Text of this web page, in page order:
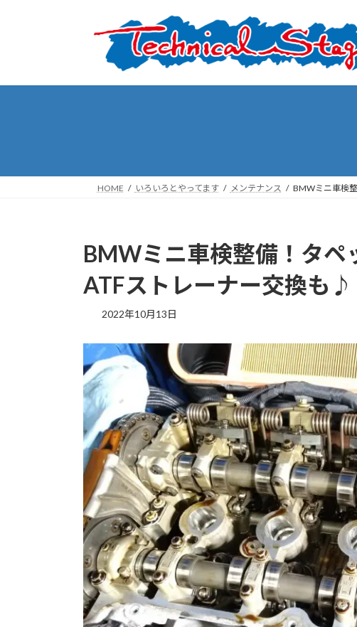
HOME いろいろとやってます メンテナンス BMWミニ車検
BMWミニ車検整備！タペ
ATFストレーナー交換も♪
2022年10月13日